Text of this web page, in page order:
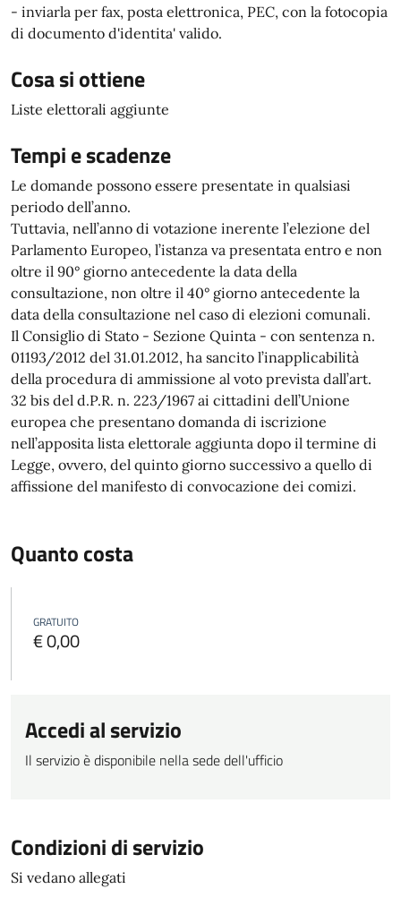
- inviarla per fax, posta elettronica, PEC, con la fotocopia
di documento d'identita' valido.
Cosa si ottiene
Liste elettorali aggiunte
Tempi e scadenze
Le domande possono essere presentate in qualsiasi
periodo dell’anno.
Tuttavia, nell’anno di votazione inerente l’elezione del
Parlamento Europeo, l’istanza va presentata entro e non
oltre il 90° giorno antecedente la data della
consultazione, non oltre il 40° giorno antecedente la
data della consultazione nel caso di elezioni comunali.
Il Consiglio di Stato - Sezione Quinta - con sentenza n.
01193/2012 del 31.01.2012, ha sancito l’inapplicabilità
della procedura di ammissione al voto prevista dall’art.
32 bis del d.P.R. n. 223/1967 ai cittadini dell’Unione
europea che presentano domanda di iscrizione
nell’apposita lista elettorale aggiunta dopo il termine di
Legge, ovvero, del quinto giorno successivo a quello di
affissione del manifesto di convocazione dei comizi.
Quanto costa
GRATUITO
€ 0,00
Accedi al servizio
Il servizio è disponibile nella sede dell'ufficio
Condizioni di servizio
Si vedano allegati